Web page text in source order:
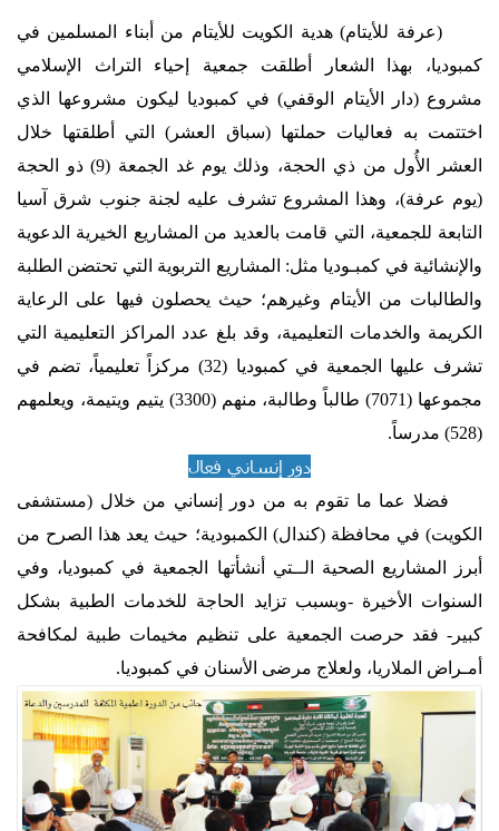
(عرفة للأيتام) هدية الكويت للأيتام من أبناء المسلمين في
كمبوديا، بهذا الشعار أطلقت جمعية إحياء التراث الإسلامي
مشروع (دار الأيتام الوقفي) في كمبوديا ليكون مشروعها الذي
اختتمت به فعاليات حملتها (سباق العشر) التي أطلقتها خلال
العشر الأُول من ذي الحجة، وذلك يوم غد الجمعة (9) ذو الحجة
(يوم عرفة)، وهذا المشروع تشرف عليه لجنة جنوب شرق آسيا
التابعة للجمعية، التي قامت بالعديد من المشاريع الخيرية الدعوية
والإنشائية في كمبـوديا مثل: المشاريع التربوية التي تحتضن الطلبة
والطالبات من الأيتام وغيرهم؛ حيث يحصلون فيها على الرعاية
الكريمة والخدمات التعليمية، وقد بلغ عدد المراكز التعليمية التي
تشرف عليها الجمعية في كمبوديا (32) مركزاً تعليمياً، تضم في
مجموعها (7071) طالباً وطالبة، منهم (3300) يتيم ويتيمة، ويعلمهم
(528) مدرساً.
دور إنساني فعال
فضلا عما ما تقوم به من دور إنساني من خلال (مستشفى
الكويت) في محافظة (كندال) الكمبودية؛ حيث يعد هذا الصرح من
أبرز المشاريع الصحية الــتي أنشأتها الجمعية في كمبوديا، وفي
السنوات الأخيرة -وبسبب تزايد الحاجة للخدمات الطبية بشكل
كبير- فقد حرصت الجمعية على تنظيم مخيمات طبية لمكافحة
أمـراض الملاريا، ولعلاج مرضى الأسنان في كمبوديا.